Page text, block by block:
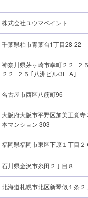
株式会社ユウマペイント
千葉県柏市青葉台1丁目28-22
神奈川県茅ヶ崎市幸町２２−２
２２−２５ ｢八洲ビル/3FｰA｣
名古屋市西区八筋町96
大阪府大阪市平野区加美正覚
本マンション 303
福岡県福岡市東区下原１丁目
石川県金沢市糸田２丁目８
北海道札幌市北区新琴似１条２